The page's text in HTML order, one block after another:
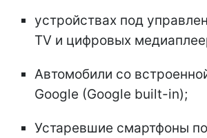
устройствах под
TV и цифровых
Автомобили со
Google (Google built-in);
Устаревшие смартфоны